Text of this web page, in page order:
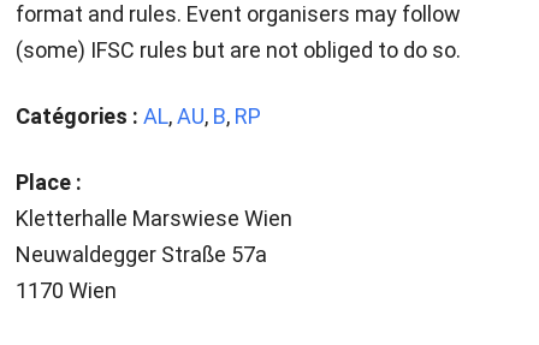
format and rules. Event organisers may follow
(some) IFSC rules but are not obliged to do so.
Catégories : AL,AU, B, RP
Place :
Kletterhalle Marswiese Wien
Neuwaldegger Straße 57a
1170 Wien